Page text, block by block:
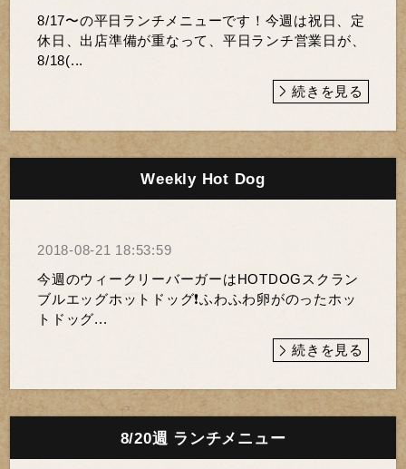
8/17〜の平日ランチメニューです！今週は祝日、定
休日、出店準備が重なって、平日ランチ営業日が、
8/18(...
続きを見る
Weekly Hot Dog
2018-08-21 18:53:59
今週のウィークリーバーガーはHOTDOGスクラン
ブルエッグホットドッグ❗️ふわふわ卵がのったホッ
トドッグ...
続きを見る
8/20週 ランチメニュー